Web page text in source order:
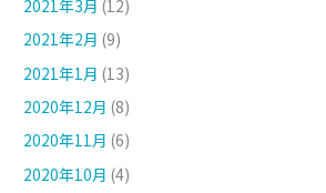
2021年3月 (12)
2021年2月 (9)
2021年1月 (13)
2020年12月 (8)
2020年11月 (6)
2020年10月 (4)